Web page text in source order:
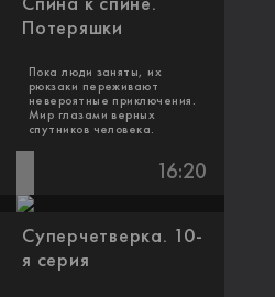
Спина к спине.
Потеряшки
Пока люди заняты, их
рюкзаки переживают
невероятные приключения.
Мир глазами верных
спутников человека.
16:20
Суперчетверка. 10-
я серия